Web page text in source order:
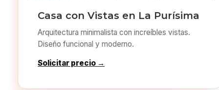
Casa con Vistas en La Purísima
Arquitectura minimalista con increíbles vistas.
Diseño funcional y moderno.
Solicitar precio →